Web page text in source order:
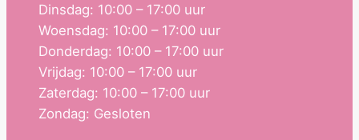
Dinsdag: 10:00 – 17:00 uur
Woensdag: 10:00 – 17:00 uur
Donderdag: 10:00 – 17:00 uur
Vrijdag: 10:00 – 17:00 uur
Zaterdag: 10:00 – 17:00 uur
Zondag: Gesloten